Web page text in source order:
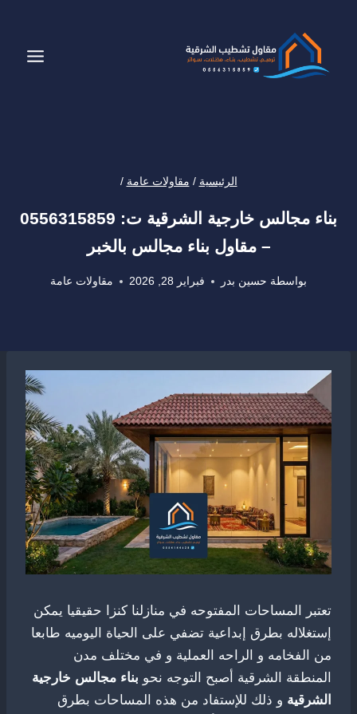
المحتوى
الرئيسية / مقاولات عامة /
بناء مجالس خارجية الشرقية ت: 0556315859
– مقاول بناء مجالس بالخبر
بواسطة حسين بدر فبراير 28, 2026 مقاولات عامة
تعتبر المساحات المفتوحه في منازلنا كنزا حقيقيا يمكن
إستغلاله بطرق إبداعية تضفي على الحياة اليوميه طابعا
من الفخامه و الراحه العملية و في مختلف مدن
المنطقة الشرقية أصبح التوجه نحو بناء مجالس خارجية
الشرقية و ذلك للإستفاد من هذه المساحات بطرق